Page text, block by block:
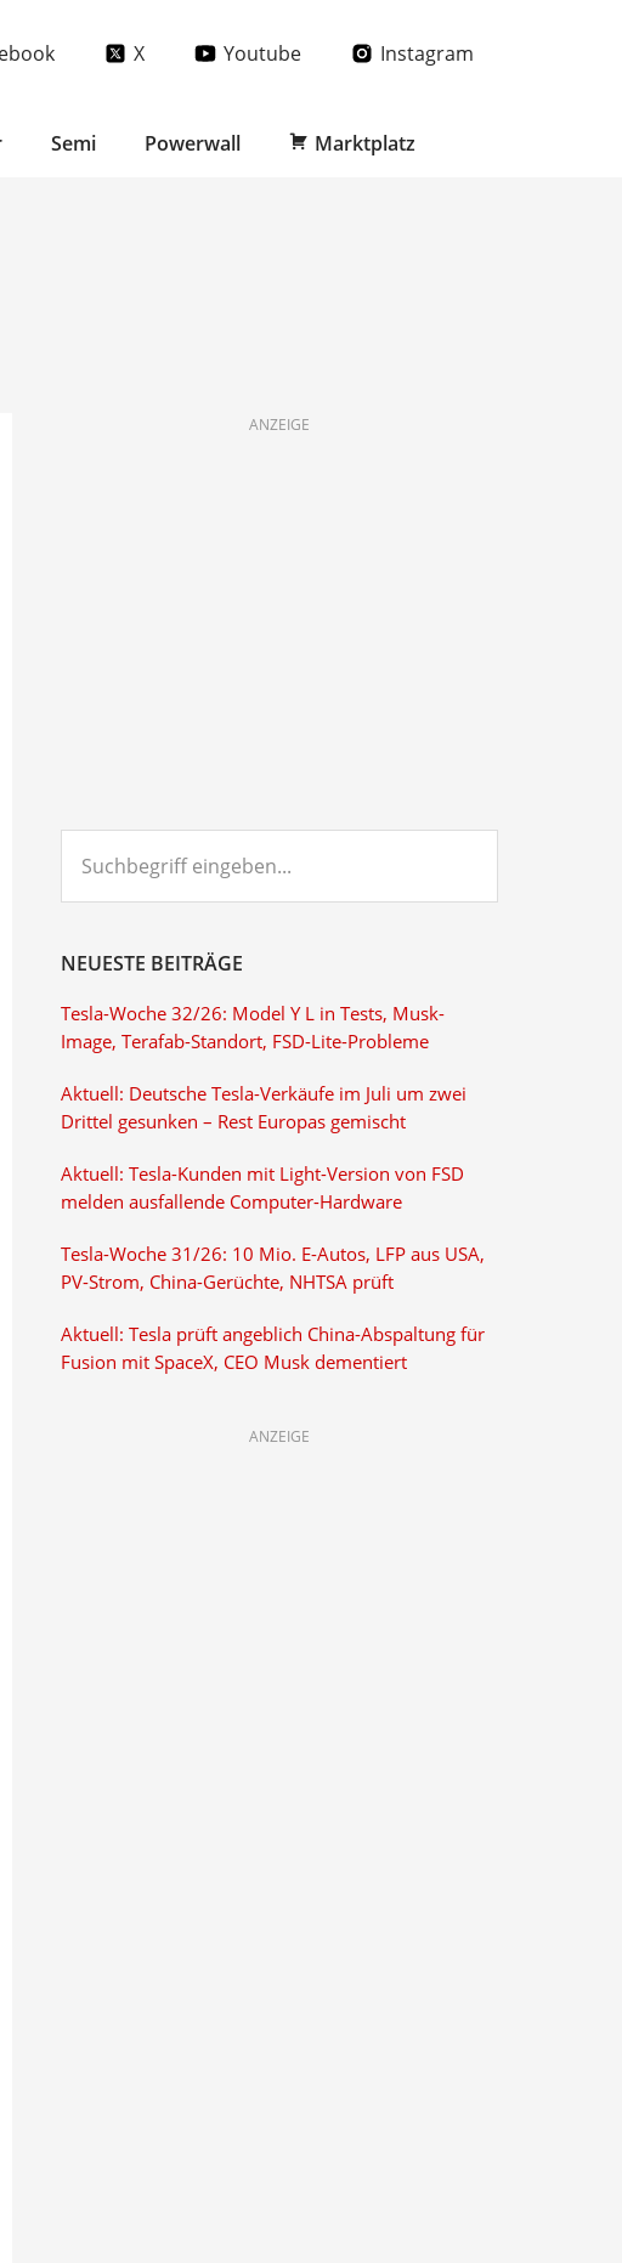
X Youtube Instagram
Semi Powerwall Marktplatz
ANZEIGE
eingeben...
NEUESTE BEITRÄGE
Tesla-Woche 32/26: Model Y L in Tests, Musk-
Image, Terafab-Standort, FSD-Lite-Probleme
Aktuell: Deutsche Tesla-Verkäufe im Juli um zwei
Drittel gesunken – Rest Europas gemischt
Aktuell: Tesla-Kunden mit Light-Version von FSD
melden ausfallende Computer-Hardware
Tesla-Woche 31/26: 10 Mio. E-Autos, LFP aus USA,
PV-Strom, China-Gerüchte, NHTSA prüft
Aktuell: Tesla prüft angeblich China-Abspaltung für
Fusion mit SpaceX, CEO Musk dementiert
ANZEIGE